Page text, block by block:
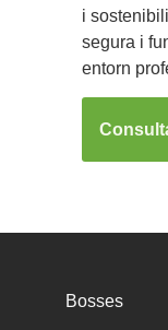
i
segura i
entorn
Bosses